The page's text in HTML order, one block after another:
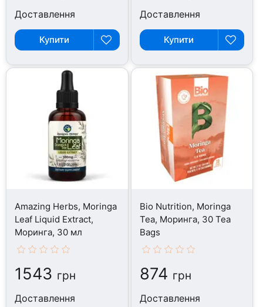
Доставлення
Купити
Доставлення
Купити
Amazing Herbs, Moringa
Leaf Liquid Extract,
Моринга, 30 мл
1543 грн
Доставлення
Bio Nutrition, Moringa
Tea, Моринга, 30 Tea
Bags
874 грн
Доставлення